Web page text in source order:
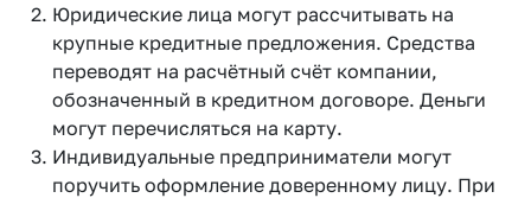
Юридические лица могут рассчитывать на
крупные кредитные предложения. Средства
переводят на расчётный счёт компании,
обозначенный в кредитном договоре. Деньги
могут перечисляться на карту.
Индивидуальные предприниматели могут
поручить оформление доверенному лицу. При